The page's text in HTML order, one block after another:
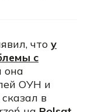
что у
с
она
ОУН и
в